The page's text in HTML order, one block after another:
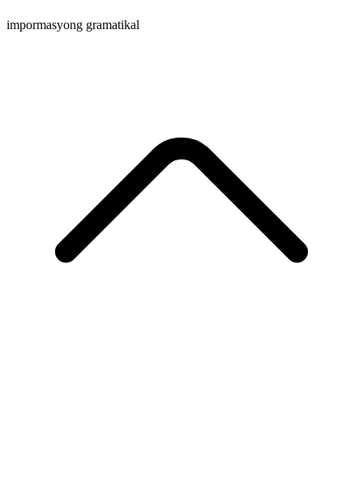
impormasyong gramatikal